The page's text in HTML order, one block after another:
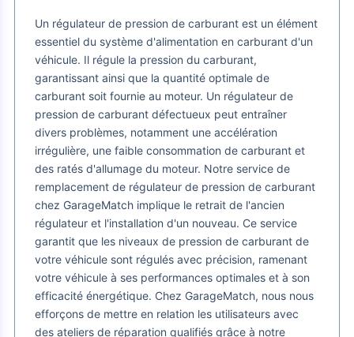
Un régulateur de pression de carburant est un élément
essentiel du système d'alimentation en carburant d'un
véhicule. Il régule la pression du carburant,
garantissant ainsi que la quantité optimale de
carburant soit fournie au moteur. Un régulateur de
pression de carburant défectueux peut entraîner
divers problèmes, notamment une accélération
irrégulière, une faible consommation de carburant et
des ratés d'allumage du moteur. Notre service de
remplacement de régulateur de pression de carburant
chez GarageMatch implique le retrait de l'ancien
régulateur et l'installation d'un nouveau. Ce service
garantit que les niveaux de pression de carburant de
votre véhicule sont régulés avec précision, ramenant
votre véhicule à ses performances optimales et à son
efficacité énergétique. Chez GarageMatch, nous nous
efforçons de mettre en relation les utilisateurs avec
des ateliers de réparation qualifiés grâce à notre